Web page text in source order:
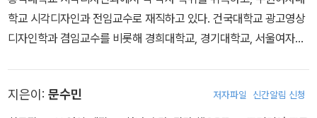
학교 시각디자인과 전임교수로 재직하고 있다. 건국대학교 광고영상
디자인학과 겸임교수를 비롯해 경희대학교, 경기대학교, 서울여자대
보디자인협회 영상디자인분과 부회장을 역임하였으며, 서울시청, 경
지은이: 문수민 저자파일 신간알림 신청